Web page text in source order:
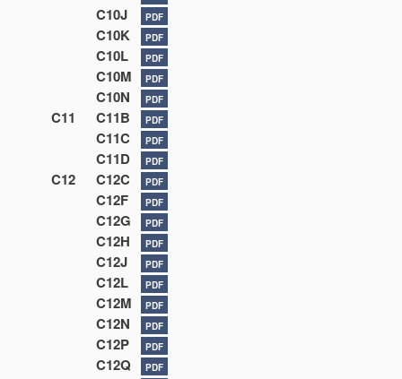
C10J PDF
C10K PDF
C10L PDF
C10M PDF
C10N PDF
C11 C11B PDF
C11C PDF
C11D PDF
C12 C12C PDF
C12F PDF
C12G PDF
C12H PDF
C12J PDF
C12L PDF
C12M PDF
C12N PDF
C12P PDF
C12Q PDF